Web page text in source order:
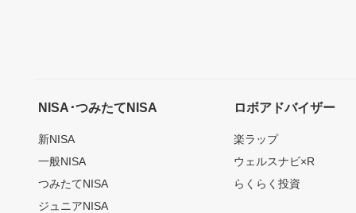
NISA･つみたてNISA
新NISA
一般NISA
つみたてNISA
ジュニアNISA
ロボアドバイザー
楽ラップ
ウェルスナビ×R
らくらく投資